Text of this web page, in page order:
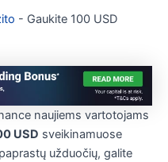
- Gaukite 100 USD
naujiems vartotojams
USD sveikinamuose
užduočių, galite